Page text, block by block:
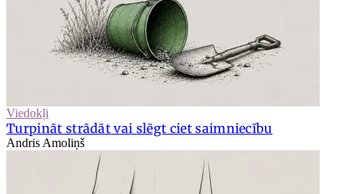
Viedokļi
Turpināt strādāt vai slēgt ciet saimniecību
Andris Amoliņš